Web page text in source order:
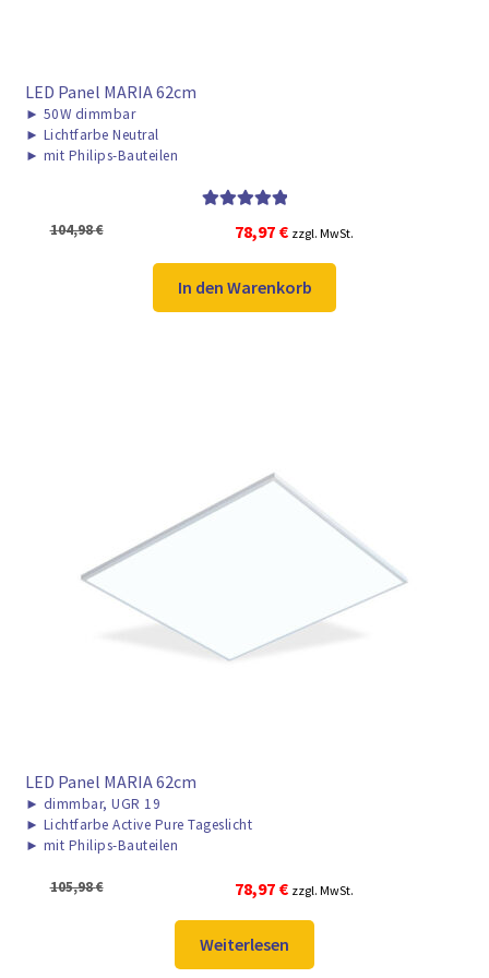
LED Panel MARIA 62cm
► 50W dimmbar
► Lichtfarbe Neutral
► mit Philips-Bauteilen
von 5
104,98€
Ursprünglicher
Preis
war:
104,98 €
78,97 €Aktueller
Preis
ist:
78,97 €.
zzgl. MwSt.
In den Warenkorb
LED Panel MARIA 62cm
► dimmbar, UGR 19
► Lichtfarbe Active Pure Tageslicht
► mit Philips-Bauteilen
105,98€
Ursprünglicher
Preis
war:
105,98 €
78,97 €Aktueller
Preis
ist:
78,97 €.
zzgl. MwSt.
Weiterlesen